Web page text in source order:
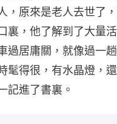
，原來是老人去世了，
裏，他了解到了大量
過居庸關，就像過一
髦得很，有水晶燈，
記進了書裏。